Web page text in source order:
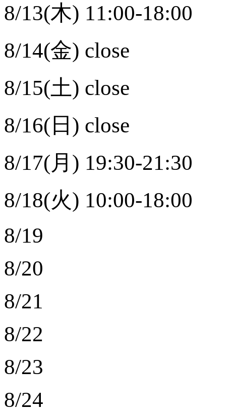
8/13(木) 11:00-18:00
8/14(金) close
8/15(土) close
8/16(日) close
8/17(月) 19:30-21:30
8/18(火) 10:00-18:00
8/19
8/20
8/21
8/22
8/23
8/24